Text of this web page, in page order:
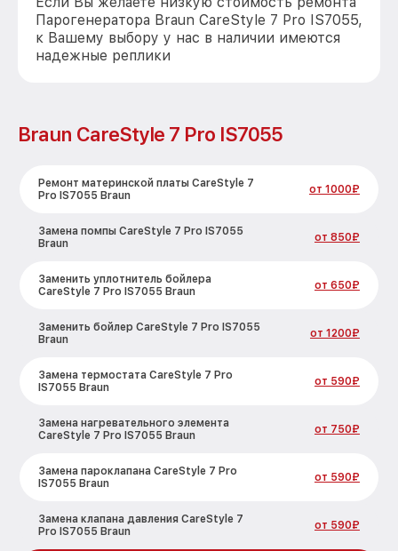
Парогенератора Braun CareStyle 7 Pro IS7055,
к Вашему выбору у нас в наличии имеются
надежные реплики
Braun CareStyle 7 Pro IS7055
Ремонт материнской платы CareStyle 7
Pro IS7055 Braun
от 1000₽
Замена помпы CareStyle 7 Pro IS7055
Braun
от 850₽
Заменить уплотнитель бойлера
CareStyle 7 Pro IS7055 Braun
от 650₽
Заменить бойлер CareStyle 7 Pro IS7055
Braun
от 1200₽
Замена термостата CareStyle 7 Pro
IS7055 Braun
от 590₽
Замена нагревательного элемента
CareStyle 7 Pro IS7055 Braun
от 750₽
Замена пароклапана CareStyle 7 Pro
IS7055 Braun
от 590₽
Замена клапана давления CareStyle 7
Pro IS7055 Braun
от 590₽